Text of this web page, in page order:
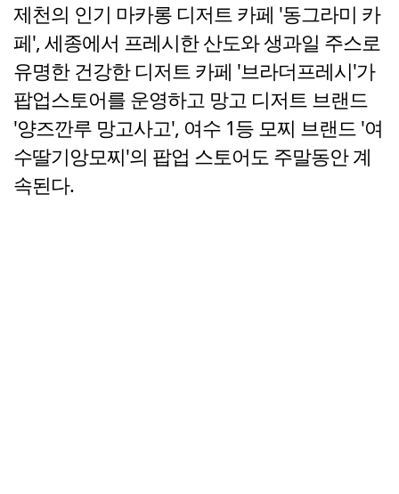
제천의 인기 마카롱 디저트 카페 '동그라미 카
페', 세종에서 프레시한 산도와 생과일 주스로
유명한 건강한 디저트 카페 '브라더프레시'가
팝업스토어를 운영하고 망고 디저트 브랜드
'양즈깐루 망고사고', 여수 1등 모찌 브랜드 '여
수딸기앙모찌'의 팝업 스토어도 주말동안 계
속된다.